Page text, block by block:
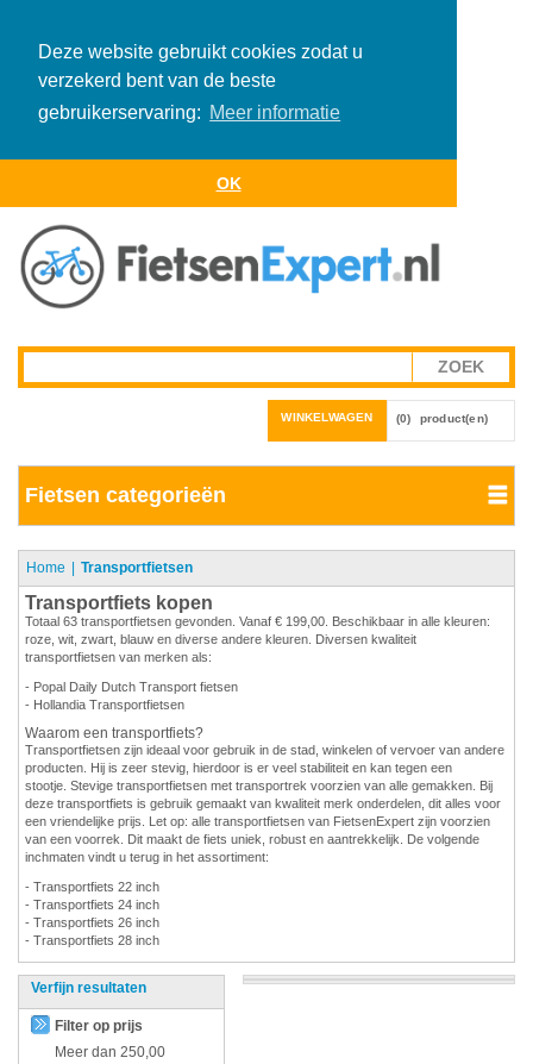
Deze website gebruikt cookies zodat u
verzekerd bent van de beste
gebruikerservaring: Meer informatie
OK
WINKELWAGEN (0) product(en)
Fietsen categorieën
Home Transportfietsen
Transportfiets kopen
Totaal 63 transportfietsen gevonden. Vanaf € 199,00. Beschikbaar in alle kleuren:
roze, wit, zwart, blauw en diverse andere kleuren. Diversen kwaliteit
transportfietsen van merken als:
- Popal Daily Dutch Transport fietsen
- Hollandia Transportfietsen
Waarom een transportfiets?
Transportfietsen zijn ideaal voor gebruik in de stad, winkelen of vervoer van andere
producten. Hij is zeer stevig, hierdoor is er veel stabiliteit en kan tegen een
stootje. Stevige transportfietsen met transportrek voorzien van alle gemakken. Bij
deze transportfiets is gebruik gemaakt van kwaliteit merk onderdelen, dit alles voor
een vriendelijke prijs. Let op: alle transportfietsen van FietsenExpert zijn voorzien
van een voorrek. Dit maakt de fiets uniek, robust en aantrekkelijk. De volgende
inchmaten vindt u terug in het assortiment:
- Transportfiets 22 inch
- Transportfiets 24 inch
- Transportfiets 26 inch
- Transportfiets 28 inch
Verfijn resultaten
Filter op prijs
Meer dan 250,00